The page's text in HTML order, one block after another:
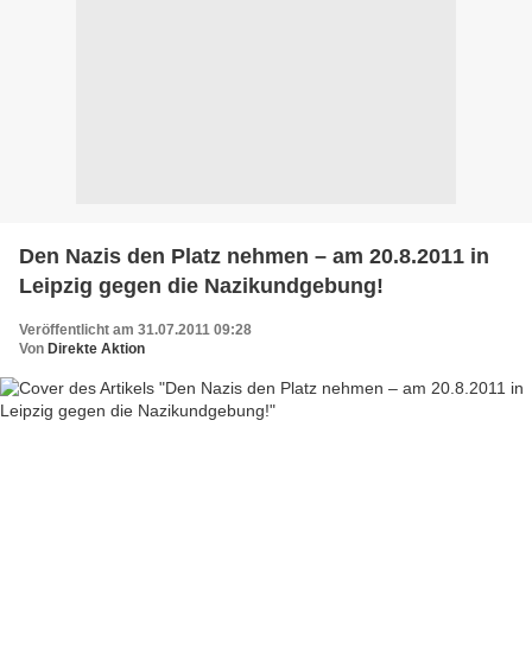
Den Nazis den Platz nehmen – am 20.8.2011 in
Leipzig gegen die Nazikundgebung!
Veröffentlicht am 31.07.2011 09:28
Von Direkte Aktion